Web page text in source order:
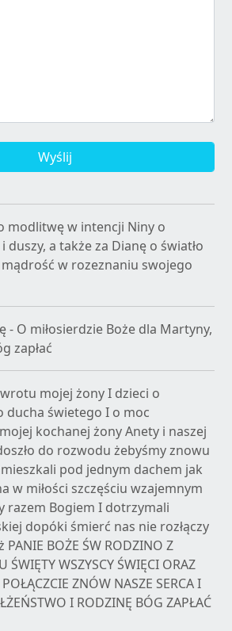
Wyślij
modlitwę w intencji Niny o
duszy, a także za Dianę o światło
w rozeznaniu swojego
- O miłosierdzie Boże dla Martyny,
zapłać
mojej żony I dzieci o
ducha świetego I o moc
kochanej żony Anety i naszej
do rozwodu żebyśmy znowu
pod jednym dachem jak
w miłości szczęściu wzajemnym
razem Bogiem I dotrzymali
dopóki śmierć nas nie rozłączy
BOŻE ŚW RODZINO Z
ŚWIĘTY WSZYSCY ŚWIĘCI ORAZ
ZNÓW NASZE SERCA I
I RODZINĘ BÓG ZAPŁAĆ